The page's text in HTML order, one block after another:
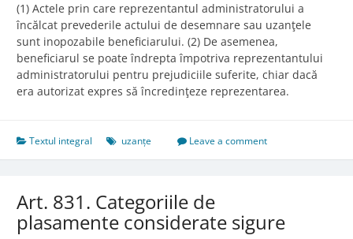
(1) Actele prin care reprezentantul administratorului a
încălcat prevederile actului de desemnare sau uzanţele
sunt inopozabile beneficiarului. (2) De asemenea,
beneficiarul se poate îndrepta împotriva reprezentantului
administratorului pentru prejudiciile suferite, chiar dacă
era autorizat expres să încredinţeze reprezentarea.
Textul integral uzanțe Leave a comment
Art. 831. Categoriile de
plasamente considerate sigure